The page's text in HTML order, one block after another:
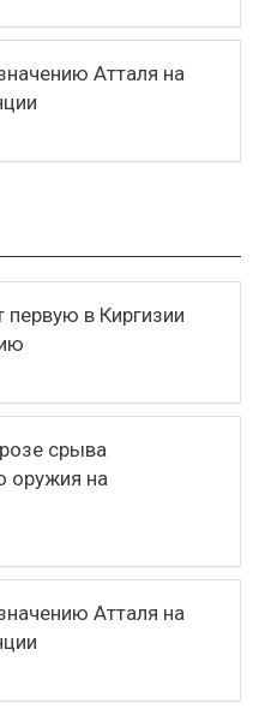
Атталя на
первую в Киргизии
срыва
оружия на
Атталя на